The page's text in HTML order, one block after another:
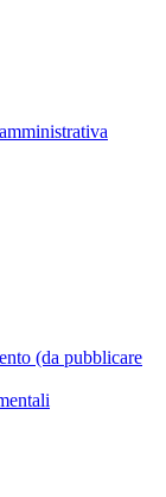
(da pubblicare